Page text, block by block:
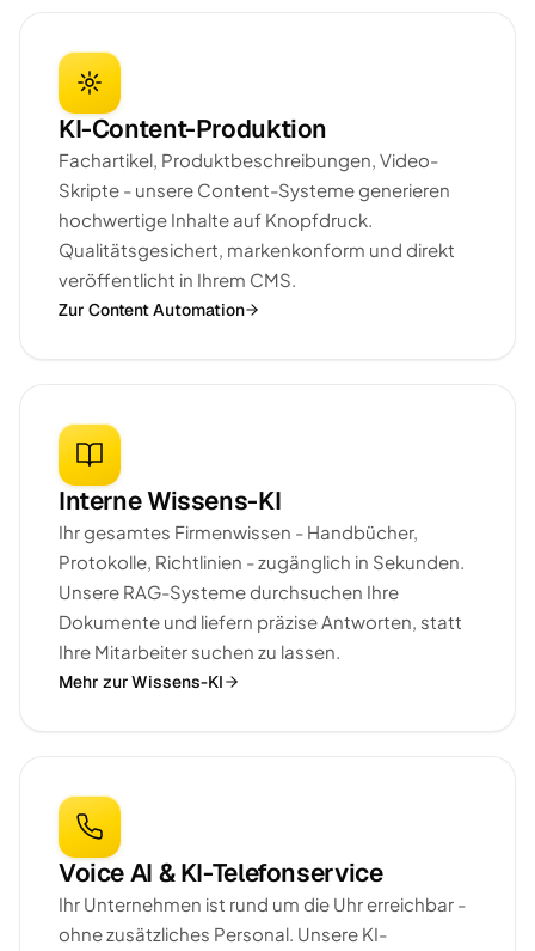
KI-Content-Produktion
Fachartikel, Produktbeschreibungen, Video-
Skripte - unsere Content-Systeme generieren
hochwertige Inhalte auf Knopfdruck.
Qualitätsgesichert, markenkonform und direkt
veröffentlicht in Ihrem CMS.
Zur Content Automation
Interne Wissens-KI
Ihr gesamtes Firmenwissen - Handbücher,
Protokolle, Richtlinien - zugänglich in Sekunden.
Unsere RAG-Systeme durchsuchen Ihre
Dokumente und liefern präzise Antworten, statt
Ihre Mitarbeiter suchen zu lassen.
Mehr zur Wissens-KI
Voice AI & KI-Telefonservice
Ihr Unternehmen ist rund um die Uhr erreichbar -
ohne zusätzliches Personal. Unsere KI-